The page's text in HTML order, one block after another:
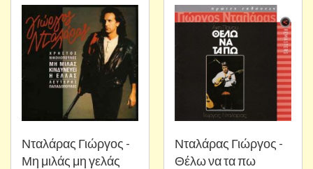
Νταλάρας Γιώργος -
Μη μιλάς μη γελάς
Νταλάρας Γιώργος -
Θέλω να τα πω